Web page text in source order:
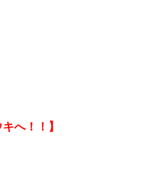
へ！！】